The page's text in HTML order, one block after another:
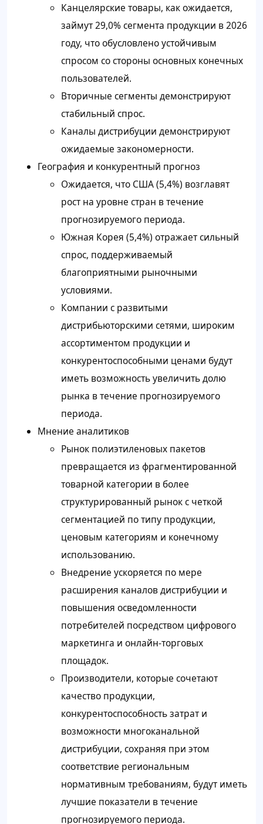
Канцелярские товары, как ожидается,
займут 29,0% сегмента продукции в 2026
году, что обусловлено устойчивым
спросом со стороны основных конечных
пользователей.
Вторичные сегменты демонстрируют
стабильный спрос.
Каналы дистрибуции демонстрируют
ожидаемые закономерности.
География и конкурентный прогноз
Ожидается, что США (5,4%) возглавят
рост на уровне стран в течение
прогнозируемого периода.
Южная Корея (5,4%) отражает сильный
спрос, поддерживаемый
благоприятными рыночными
условиями.
Компании с развитыми
дистрибьюторскими сетями, широким
ассортиментом продукции и
конкурентоспособными ценами будут
иметь возможность увеличить долю
рынка в течение прогнозируемого
периода.
Мнение аналитиков
Рынок полиэтиленовых пакетов
превращается из фрагментированной
товарной категории в более
структурированный рынок с четкой
сегментацией по типу продукции,
ценовым категориям и конечному
использованию.
Внедрение ускоряется по мере
расширения каналов дистрибуции и
повышения осведомленности
потребителей посредством цифрового
маркетинга и онлайн-торговых
площадок.
Производители, которые сочетают
качество продукции,
конкурентоспособность затрат и
возможности многоканальной
дистрибуции, сохраняя при этом
соответствие региональным
нормативным требованиям, будут иметь
лучшие показатели в течение
прогнозируемого периода.